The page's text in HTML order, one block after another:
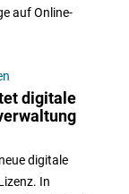
auf Online-
digitale
digitale
In